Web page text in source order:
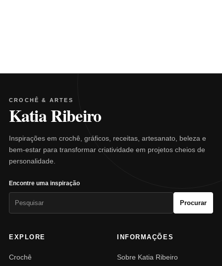
CROCHÊ & ARTES
Katia Ribeiro
Inspirações em crochê, gráficos, receitas, artesanato, beleza e
bem-estar para transformar criatividade em projetos cheios de
personalidade.
Encontre uma inspiração
Procurar
EXPLORE
Crochê
INFORMAÇÕES
Sobre Katia Ribeiro